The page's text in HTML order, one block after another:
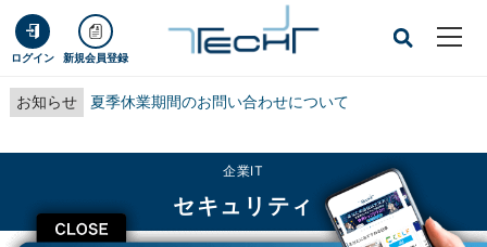
ログイン 新規会員登録
お知らせ 夏季休業期間のお問い合わせについて
CLOSE
企業IT
セキュリティ